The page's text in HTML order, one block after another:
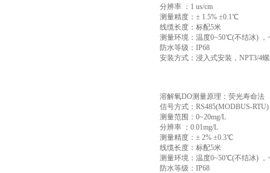
分辨率 ：1 us/cm
测量精度：± 1.5% ±0.1℃
线缆长度：标配5米
测量环境：温度0~50℃(不结冰) ，
防水等级：IP68
安装方式：浸入式安装，NPT3/4
溶解氧DO测量原理：荧光寿命法
信号方式：RS485(MODBUS-RTU)
测量范围：0~20mg/L
分辨率 ：0.01mg/L
测量精度：± 2% ±0.3℃
线缆长度：标配5米
测量环境：温度0~50℃(不结冰) ，
防水等级：IP68